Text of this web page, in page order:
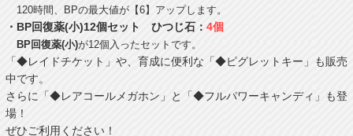
120時間、BPの最大値が【6】アップします。
・BP回復薬(小)12個セット ひつじ石： 4個
BP回復薬(小)が12個入ったセットです。
「◆レイドチケット」や、育成に便利な「◆ピグレットキー」も販売
中です。
さらに「◆レアコールメガホン」と「◆フルパワーキャンディ」も登
場！
ぜひご利用ください！